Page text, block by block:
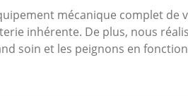
mécanique complet de
inhérente. De plus, nous
soin et les peignons en